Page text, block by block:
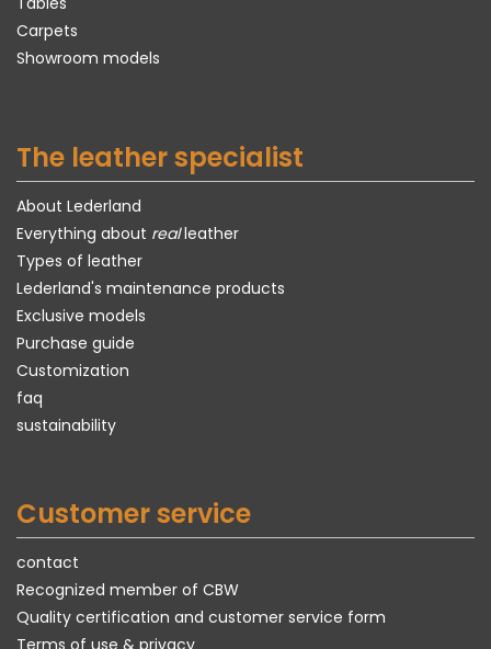
Carpets
Showroom models
The leather specialist
About Lederland
Everything about realleather
Types of leather
Lederland's maintenance products
Exclusive models
Purchase guide
Customization
faq
sustainability
Customer service
contact
Recognized member of CBW
Quality certification and customer service form
Terms of use & privacy